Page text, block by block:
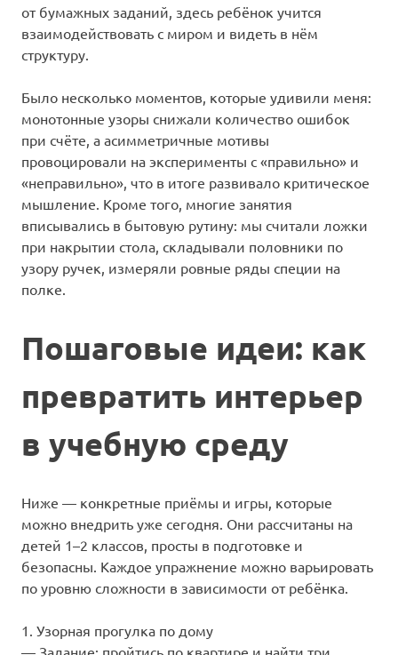
от бумажных заданий, здесь ребёнок учится
взаимодействовать с миром и видеть в нём
структуру.
Было несколько моментов, которые удивили меня:
монотонные узоры снижали количество ошибок
при счёте, а асимметричные мотивы
провоцировали на эксперименты с «правильно» и
«неправильно», что в итоге развивало критическое
мышление. Кроме того, многие занятия
вписывались в бытовую рутину: мы считали ложки
при накрытии стола, складывали половники по
узору ручек, измеряли ровные ряды специи на
полке.
Пошаговые идеи: как
превратить интерьер
в учебную среду
Ниже — конкретные приёмы и игры, которые
можно внедрить уже сегодня. Они рассчитаны на
детей 1–2 классов, просты в подготовке и
безопасны. Каждое упражнение можно варьировать
по уровню сложности в зависимости от ребёнка.
1. Узорная прогулка по дому
— Задание: пройтись по квартире и найти три